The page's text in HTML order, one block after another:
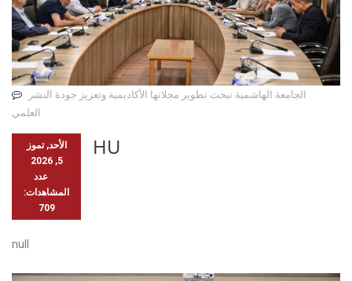
العلمي
الأحد, تموز
5, 2026
عدد
المشاهدات:
709
HU
null